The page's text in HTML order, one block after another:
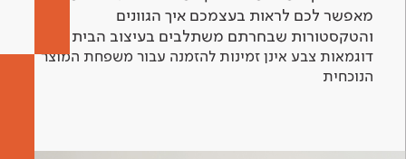
מאפשר לכם לראות בעצמכם איך הגוונים
והטקסטורות שבחרתם משתלבים בעיצוב הבית.
דוגמאות צבע אינן זמינות להזמנה עבור משפחת המוצר
הנוכחית